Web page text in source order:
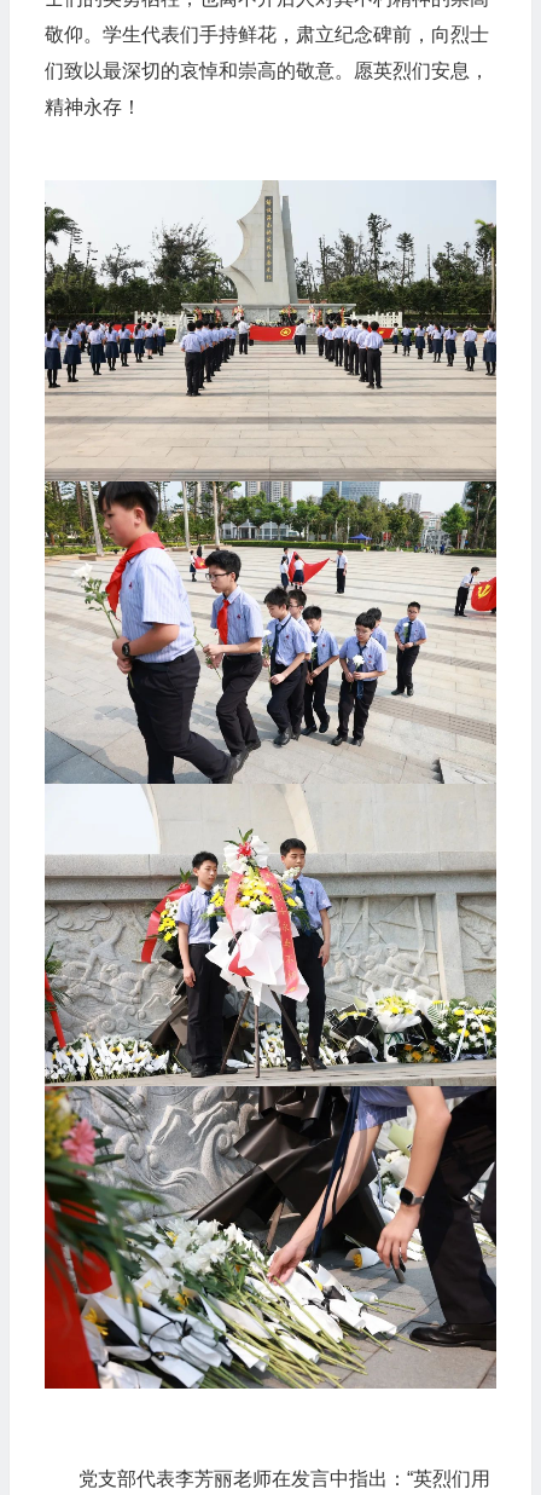
敬仰。学生代表们手持鲜花，肃立纪念碑前，向烈士
们致以最深切的哀悼和崇高的敬意。愿英烈们安息，
精神永存！
党支部代表李芳丽老师在发言中指出：“英烈们用